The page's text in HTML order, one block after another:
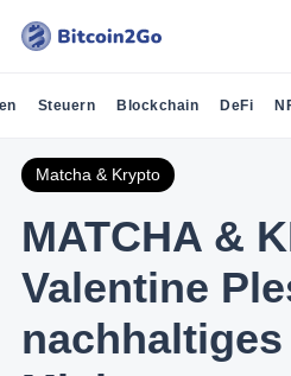
Steuern Blockchain DeFi
Matcha & Krypto
MATCHA &
Valentine